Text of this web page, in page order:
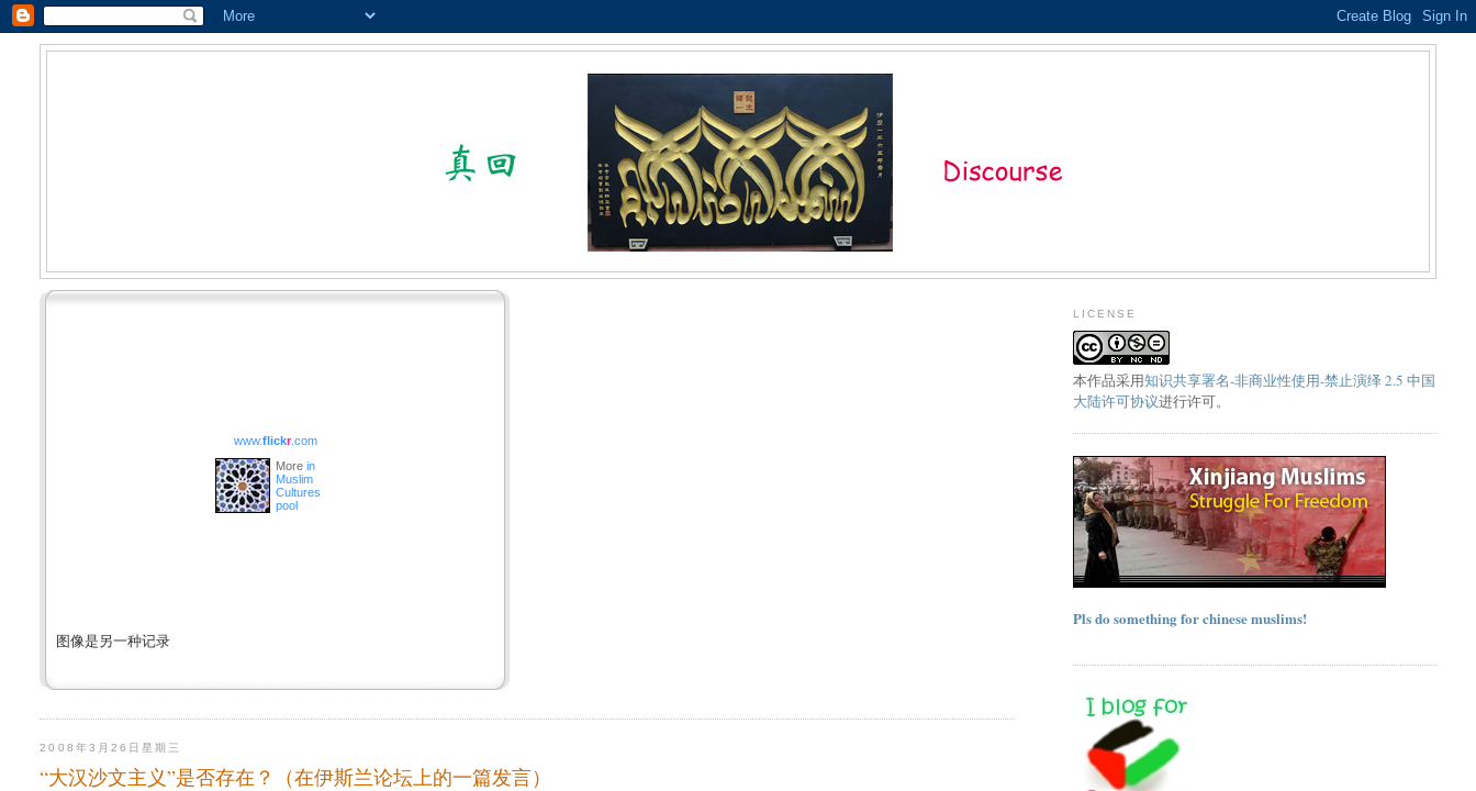
www.flickr.com
Morein
Muslim
Cultures
pool
图像是另一种记录
2008年3月26日星期三
“大汉沙文主义”是否存在？（在伊斯兰论坛上的一篇发言）
LICENSE
本作品采用知识共享署名-非商业性使用-禁止演绎 2.5 中国
大陆许可协议进行许可。
Pls do something for chinese muslims!